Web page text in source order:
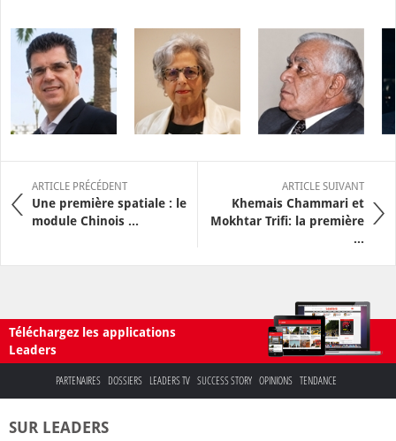
ARTICLE PRÉCÉDENT
Une première spatiale : le
module Chinois ...
ARTICLE SUIVANT
Khemais Chammari et
Mokhtar Trifi: la première
...
Téléchargez les applications
Leaders
PARTENAIRES DOSSIERS LEADERS TV SUCCESS STORY OPINIONS TENDANCE
SUR LEADERS